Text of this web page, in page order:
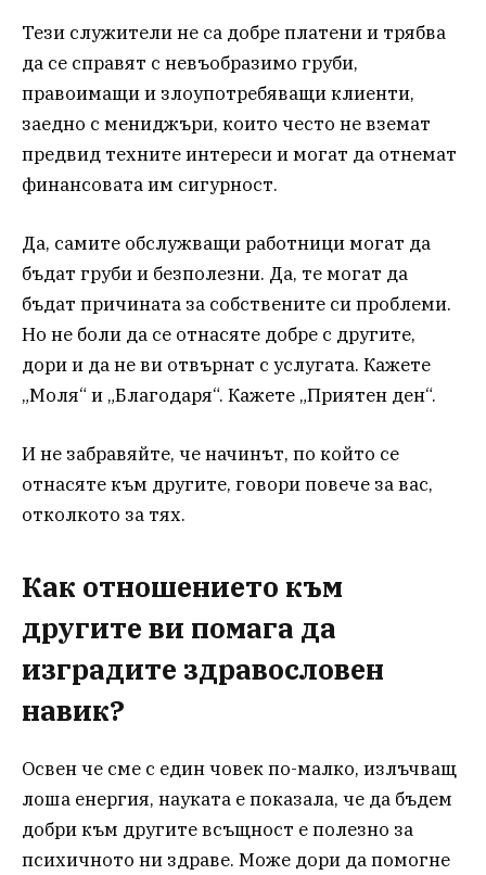
Тези служители не са добре платени и трябва
да се справят с невъобразимо груби,
правоимащи и злоупотребяващи клиенти,
заедно с мениджъри, които често не вземат
предвид техните интереси и могат да отнемат
финансовата им сигурност.
Да, самите обслужващи работници могат да
бъдат груби и безполезни. Да, те могат да
бъдат причината за собствените си проблеми.
Но не боли да се отнасяте добре с другите,
дори и да не ви отвърнат с услугата. Кажете
„Моля“ и „Благодаря“. Кажете „Приятен ден“.
И не забравяйте, че начинът, по който се
отнасяте към другите, говори повече за вас,
отколкото за тях.
Как отношението към
другите ви помага да
изградите здравословен
навик?
Освен че сме с един човек по-малко, излъчващ
лоша енергия, науката е показала, че да бъдем
добри към другите всъщност е полезно за
психичното ни здраве. Може дори да помогне